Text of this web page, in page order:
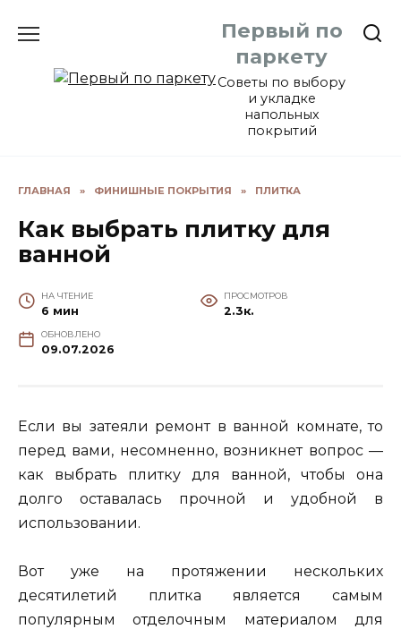
Первый по
паркету
Советы по выбору
и укладке
напольных
покрытий
ГЛАВНАЯ » ФИНИШНЫЕ ПОКРЫТИЯ » ПЛИТКА
Как выбрать плитку для
ванной
НА ЧТЕНИЕ
6 мин
ПРОСМОТРОВ
2.3к.
ОБНОВЛЕНО
09.07.2026
Если вы затеяли ремонт в ванной комнате, то
перед вами, несомненно, возникнет вопрос —
как выбрать плитку для ванной, чтобы она
долго оставалась прочной и удобной в
использовании.
Вот уже на протяжении нескольких
десятилетий плитка является самым
популярным отделочным материалом для